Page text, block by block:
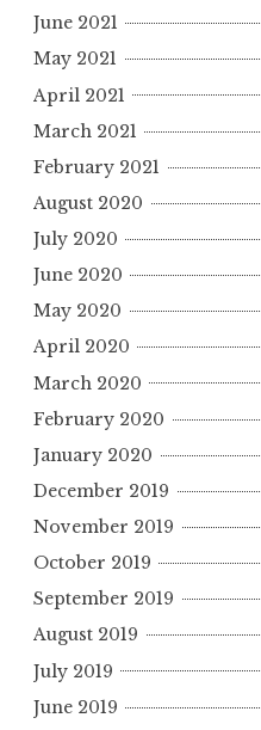
June 2021
May 2021
April 2021
March 2021
February 2021
August 2020
July 2020
June 2020
May 2020
April 2020
March 2020
February 2020
January 2020
December 2019
November 2019
October 2019
September 2019
August 2019
July 2019
June 2019